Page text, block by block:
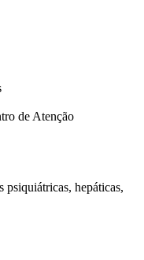
de Atenção
psiquiátricas, hepáticas,